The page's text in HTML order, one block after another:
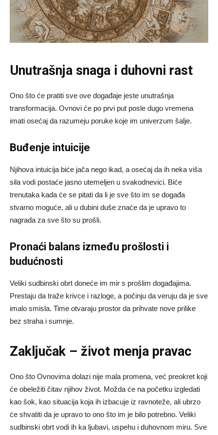
Unutrašnja snaga i duhovni rast
Ono što će pratiti sve ove događaje jeste unutrašnja
transformacija. Ovnovi će po prvi put posle dugo vremena
imati osećaj da razumeju poruke koje im univerzum šalje.
Buđenje intuicije
Njihova intuicija biće jača nego ikad, a osećaj da ih neka viša
sila vodi postaće jasno utemeljen u svakodnevici. Biće
trenutaka kada će se pitati da li je sve što im se događa
stvarno moguće, ali u dubini duše znaće da je upravo to
nagrada za sve što su prošli.
Pronaći balans između prošlosti i
budućnosti
Veliki sudbinski obrt doneće im mir s prošlim događajima.
Prestaju da traže krivce i razloge, a počinju da veruju da je sve
imalo smisla. Time otvaraju prostor da prihvate nove prilike
bez straha i sumnje.
Zaključak – život menja pravac
Ono što Ovnovima dolazi nije mala promena, već preokret koji
će obeležiti čitav njihov život. Možda će na početku izgledati
kao šok, kao situacija koja ih izbacuje iz ravnoteže, ali ubrzo
će shvatiti da je upravo to ono što im je bilo potrebno. Veliki
sudbinski obrt vodi ih ka ljubavi, uspehu i duhovnom miru. Sve